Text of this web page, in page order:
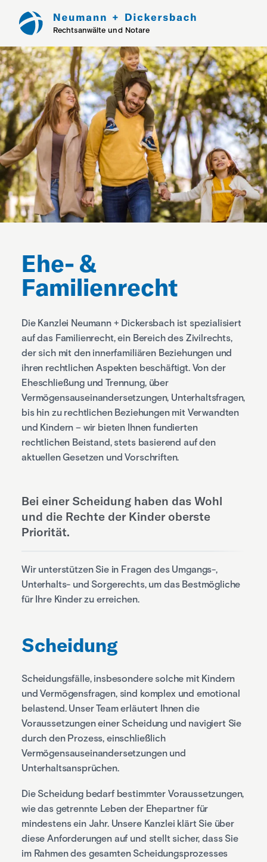
Rechtsanwälte und Notare
Ehe- &
Familienrecht
Die Kanzlei Neumann + Dickersbach ist spezialisiert
auf das Familienrecht, ein Bereich des Zivilrechts,
der sich mit den innerfamiliären Beziehungen und
ihren rechtlichen Aspekten beschäftigt. Von der
Eheschließung und Trennung, über
Vermögensauseinandersetzungen, Unterhaltsfragen,
bis hin zu rechtlichen Beziehungen mit Verwandten
und Kindern – wir bieten Ihnen fundierten
rechtlichen Beistand, stets basierend auf den
aktuellen Gesetzen und Vorschriften.
Bei einer Scheidung haben das Wohl
und die Rechte der Kinder oberste
Priorität.
Wir unterstützen Sie in Fragen des Umgangs-,
Unterhalts- und Sorgerechts, um das Bestmögliche
für Ihre Kinder zu erreichen.
Scheidung
Scheidungsfälle, insbesondere solche mit Kindern
und Vermögensfragen, sind komplex und emotional
belastend. Unser Team erläutert Ihnen die
Voraussetzungen einer Scheidung und navigiert Sie
durch den Prozess, einschließlich
Vermögensauseinandersetzungen und
Unterhaltsansprüchen.
Die Scheidung bedarf bestimmter Voraussetzungen,
wie das getrennte Leben der Ehepartner für
mindestens ein Jahr. Unsere Kanzlei klärt Sie über
diese Anforderungen auf und stellt sicher, dass Sie
im Rahmen des gesamten Scheidungsprozesses